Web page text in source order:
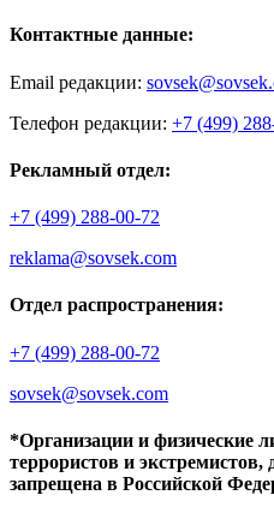
Контактные данные:
Email редакции:
Телефон редакции: +7 (499)
Рекламный отдел:
+7 (499) 288-00-72
reklama@sovsek.com
Отдел распространения:
+7 (499) 288-00-72
sovsek@sovsek.com
*Организации и физические
террористов и экстремистов,
запрещена в Российской